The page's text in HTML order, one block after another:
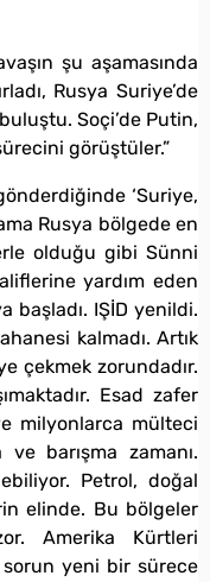
şu aşamasında
Rusya Suriye’de
Soçi’de Putin,
görüştüler.”
‘Suriye,
Rusya bölgede en
olduğu gibi Sünni
yardım eden
başladı. IŞİD yenildi.
kalmadı. Artık
çekmek zorundadır.
Esad zafer
milyonlarca mülteci
barışma zamanı.
Petrol, doğal
elinde. Bu bölgeler
Amerika Kürtleri
yeni bir sürece